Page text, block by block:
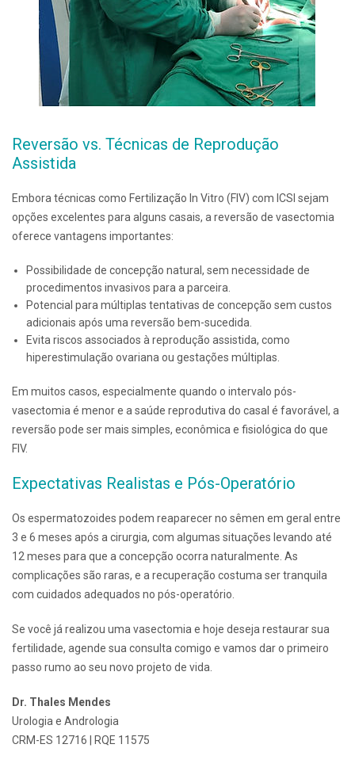
Reversão vs. Técnicas de Reprodução
Assistida
Embora técnicas como Fertilização In Vitro (FIV) com ICSI sejam
opções excelentes para alguns casais, a reversão de vasectomia
oferece vantagens importantes:
Possibilidade de concepção natural, sem necessidade de
procedimentos invasivos para a parceira.
Potencial para múltiplas tentativas de concepção sem custos
adicionais após uma reversão bem-sucedida.
Evita riscos associados à reprodução assistida, como
hiperestimulação ovariana ou gestações múltiplas.
Em muitos casos, especialmente quando o intervalo pós-
vasectomia é menor e a saúde reprodutiva do casal é favorável, a
reversão pode ser mais simples, econômica e fisiológica do que
FIV.
Expectativas Realistas e Pós-Operatório
Os espermatozoides podem reaparecer no sêmen em geral entre
3 e 6 meses após a cirurgia, com algumas situações levando até
12 meses para que a concepção ocorra naturalmente. As
complicações são raras, e a recuperação costuma ser tranquila
com cuidados adequados no pós-operatório.
Se você já realizou uma vasectomia e hoje deseja restaurar sua
fertilidade, agende sua consulta comigo e vamos dar o primeiro
passo rumo ao seu novo projeto de vida.
Dr. Thales Mendes
Urologia e Andrologia
CRM-ES 12716 | RQE 11575